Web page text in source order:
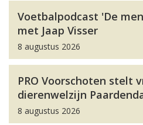
Voetbalpodcast 'De
met Jaap Visser
8 augustus 2026
PRO Voorschoten stelt
dierenwelzijn
8 augustus 2026